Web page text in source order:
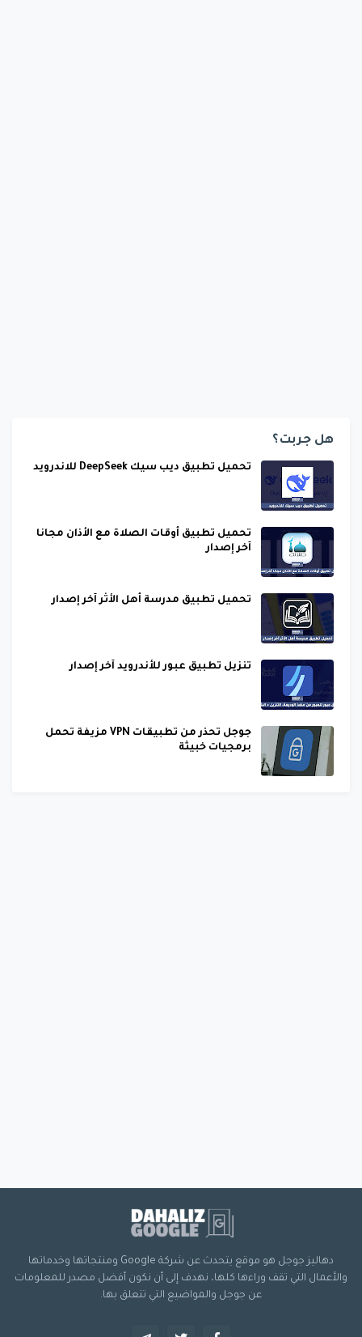
هل جربت؟
تحميل تطبيق ديب سيك DeepSeek للاندرويد
تحميل تطبيق أوقات الصلاة مع الأذان مجانا
آخر إصدار
تحميل تطبيق مدرسة أهل الأثر آخر إصدار
تنزيل تطبيق عبور للأندرويد آخر إصدار
جوجل تحذر من تطبيقات VPN مزيفة تحمل
برمجيات خبيثة
دهاليز جوجل هو موقع يتحدث عن شركة Google ومنتجاتها وخدماتها
والأعمال التي تقف وراءها كلها، نهدف إلى أن نكون أفضل مصدر للمعلومات
عن جوجل والمواضيع التي تتعلق بها.